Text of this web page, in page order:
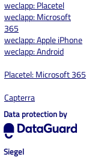
weclapp: Placetel
weclapp: Microsoft
365
weclapp: Apple iPhone
weclapp: Android
Placetel: Microsoft 365
Capterra
Data protection by
Siegel